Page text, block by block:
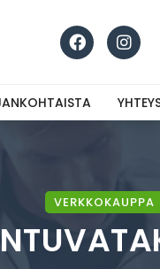
VERKKOKAUPPA